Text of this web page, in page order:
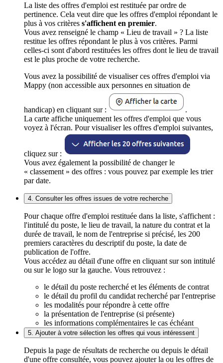
La liste des offres d'emploi est restituée par ordre de
pertinence. Cela veut dire que les offres d'emploi répondant le
plus à vos critères s'affichent en premier.
Vous avez renseigné le champ « Lieu de travail » ? La liste
restitue les offres répondant le plus à vos critères. Parmi
celles-ci sont d'abord restituées les offres dont le lieu de travail
est le plus proche de votre recherche.
Vous avez la possibilité de visualiser ces offres d'emploi via
Mappy (non accessible aux personnes en situation de
handicap) en cliquant sur :
.
La carte affiche uniquement les offres d'emploi que vous
voyez à l'écran. Pour visualiser les offres d'emploi suivantes,
cliquez sur :
Vous avez également la possibilité de changer le
« classement » des offres : vous pouvez par exemple les trier
par date.
4. Consulter les offres issues de votre recherche
Pour chaque offre d'emploi restituée dans la liste, s'affichent :
l'intitulé du poste, le lieu de travail, la nature du contrat et la
durée de travail, le nom de l'entreprise si précisé, les 200
premiers caractères du descriptif du poste, la date de
publication de l'offre.
Vous accédez au détail d'une offre en cliquant sur son intitulé
ou sur le logo sur la gauche. Vous retrouvez :
le détail du poste recherché et les éléments de contrat
le détail du profil du candidat recherché par l'entreprise
les modalités pour répondre à cette offre
la présentation de l'entreprise (si présente)
les informations complémentaires le cas échéant
5. Ajouter à votre sélection les offres qui vous intéressent
Depuis la page de résultats de recherche ou depuis le détail
d'une offre consultée, vous pouvez ajouter la ou les offres de